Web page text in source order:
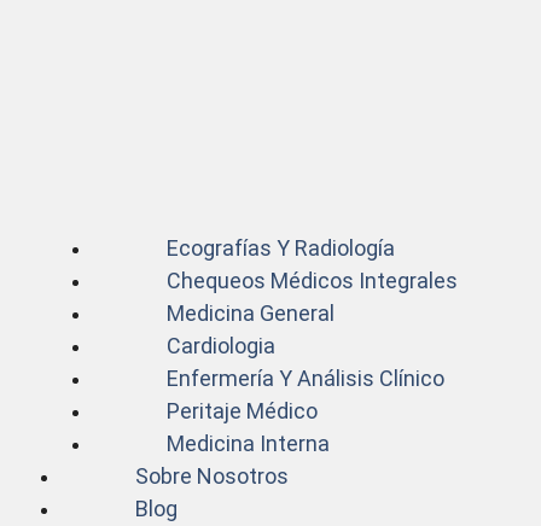
Ecografías Y Radiología
Chequeos Médicos Integrales
Medicina General
Cardiologia
Enfermería Y Análisis Clínico
Peritaje Médico
Medicina Interna
Sobre Nosotros
Blog